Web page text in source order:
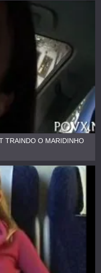
TRAINDO O MARIDINHO